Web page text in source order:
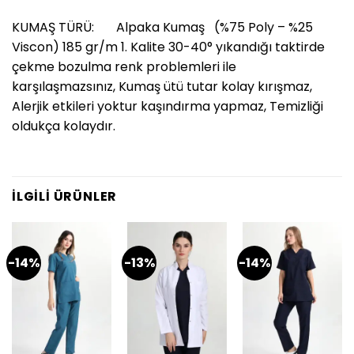
KUMAŞ TÜRÜ: Alpaka Kumaş (%75 Poly – %25
Viscon) 185 gr/m 1. Kalite 30-40° yıkandığı taktirde
çekme bozulma renk problemleri ile
karşılaşmazsınız, Kumaş ütü tutar kolay kırışmaz,
Alerjik etkileri yoktur kaşındırma yapmaz, Temizliği
oldukça kolaydır.
İLGILI ÜRÜNLER
-14% -13% -14%